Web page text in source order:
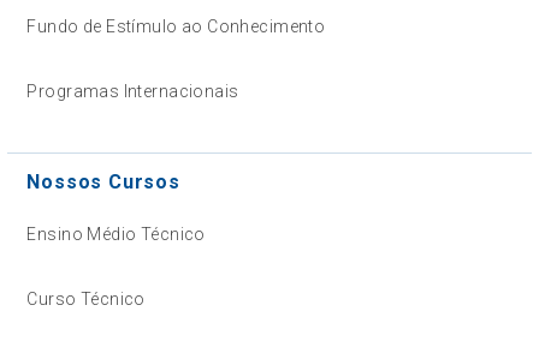
Fundo de Estímulo ao Conhecimento
Programas Internacionais
Nossos Cursos
Ensino Médio Técnico
Curso Técnico